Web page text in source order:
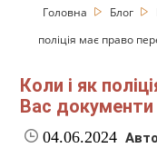
Головна Блог
поліція має право
Коли і як
Вас документи
04.06.2024